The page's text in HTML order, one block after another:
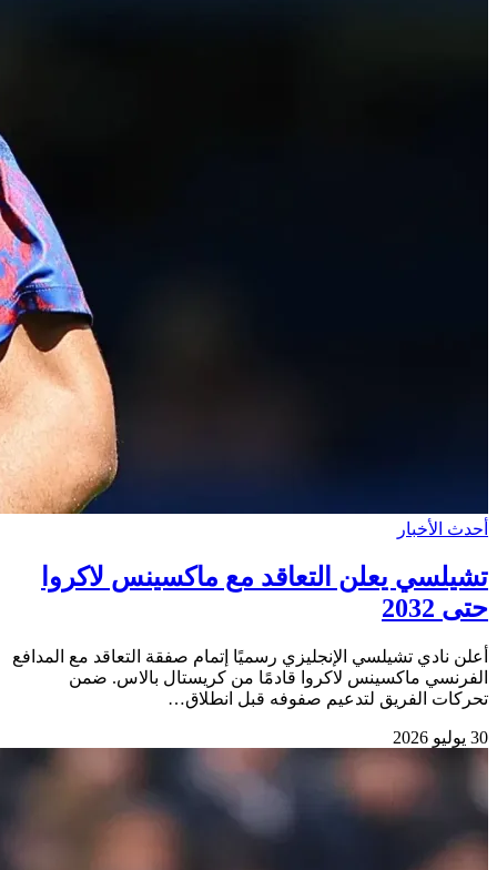
أحدث الأخبار
تشيلسي يعلن التعاقد مع ماكسينس لاكروا
حتى 2032
أعلن نادي تشيلسي الإنجليزي رسميًا إتمام صفقة التعاقد مع المدافع
الفرنسي ماكسينس لاكروا قادمًا من كريستال بالاس. ضمن
تحركات الفريق لتدعيم صفوفه قبل انطلاق…
30 يوليو 2026